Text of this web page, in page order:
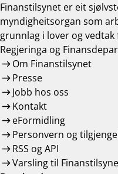
Finanstilsynet er eit
myndigheitsorgan som
grunnlag i lover og
Regjeringa og
Om Finanstilsynet
Presse
Jobb hos oss
Kontakt
eFormidling
Personvern og
RSS og API
Varsling til